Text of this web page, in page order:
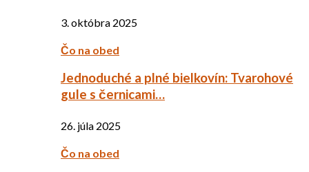
3. októbra 2025
Čo na obed
Jednoduché a plné bielkovín: Tvarohové
gule s černicami…
26. júla 2025
Čo na obed